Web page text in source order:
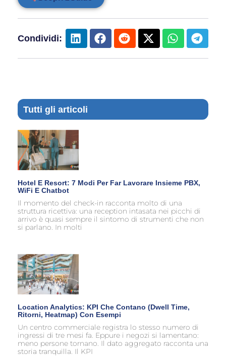
Condividi:
Tutti gli articoli
Hotel E Resort: 7 Modi Per Far Lavorare Insieme PBX,
WiFi E Chatbot
Il momento del check-in racconta molto di una
struttura ricettiva: una reception intasata nei picchi di
arrivo è quasi sempre il sintomo di strumenti che non
si parlano. In molti
Location Analytics: KPI Che Contano (dwell Time,
Ritorni, Heatmap) Con Esempi
Un centro commerciale registra lo stesso numero di
ingressi di tre mesi fa. Eppure i negozi si lamentano:
meno persone tornano. Il dato aggregato racconta una
storia tranquilla. Il KPI